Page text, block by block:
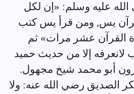
عليه وسلم: «إن لكل
يس, ومن قرأ يس كتب
القرآن عشر مرات» ثم
إلا من حديث حميد
أبو محمد شيخ مجهول.
الصديق رضي الله عنه: ولا